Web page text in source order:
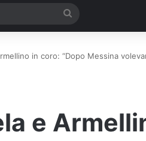
in coro: “Dopo Messina
e